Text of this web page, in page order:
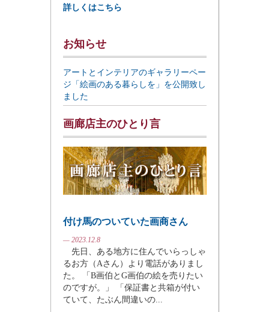
詳しくはこちら
お知らせ
アートとインテリアのギャラリーペー
ジ「絵画のある暮らしを」を公開致し
ました
画廊店主のひとり言
付け馬のついていた画商さん
— 2023.12.8
先日、ある地方に住んでいらっしゃ
るお方（Aさん）より電話がありまし
た。 「B画伯とG画伯の絵を売りたい
のですが。」 「保証書と共箱が付い
ていて、たぶん間違いの...